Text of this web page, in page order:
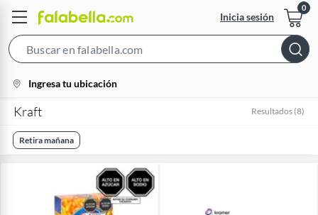
Inicia sesión
Bar
location-
icon
Ingresa tu ubicación
Kraft Resultados (8)
Retira mañana